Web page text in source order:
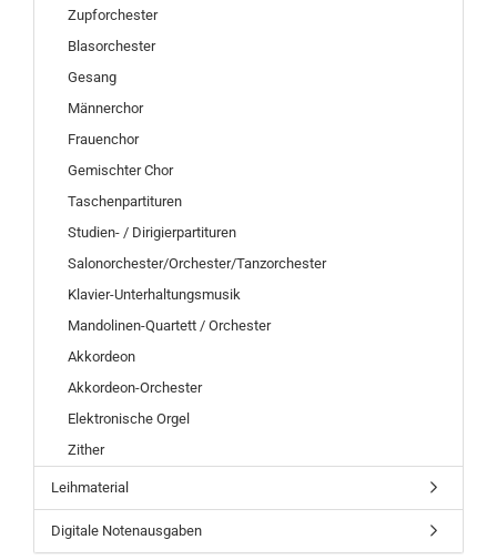
Zupforchester
Blasorchester
Gesang
Männerchor
Frauenchor
Gemischter Chor
Taschenpartituren
Studien- / Dirigierpartituren
Salonorchester/Orchester/Tanzorchester
Klavier-Unterhaltungsmusik
Mandolinen-Quartett / Orchester
Akkordeon
Akkordeon-Orchester
Elektronische Orgel
Zither
Leihmaterial
Digitale Notenausgaben